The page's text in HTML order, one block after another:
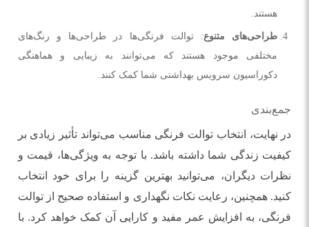
هستند.
طراحی‌های متنوع: توالت فرنگی‌ها در طراحی‌ها و رنگ‌های
مختلفی موجود هستند که می‌توانند به زیبایی و هماهنگی
دکوراسیون سرویس بهداشتی شما کمک کنند.
جمع‌بندی
در نهایت، انتخاب توالت فرنگی مناسب می‌تواند تأثیر زیادی بر
کیفیت زندگی شما داشته باشد. با توجه به ویژگی‌ها، قیمت و
نظرات دیگران، می‌توانید بهترین گزینه را برای خود انتخاب
کنید. همچنین، رعایت نکات نگهداری و استفاده صحیح از توالت
فرنگی، به افزایش عمر مفید و کارایی آن کمک خواهد کرد. با